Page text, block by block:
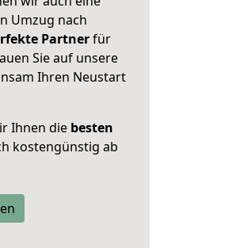
Umzug nach
Partnerfür
Sie auf unsere
Ihren Neustart
Ihnen die besten
kostengünstig ab